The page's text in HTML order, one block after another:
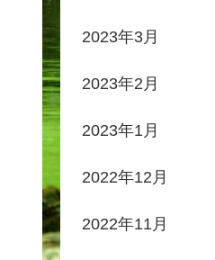
2023年3月
2023年2月
2023年1月
2022年12月
2022年11月